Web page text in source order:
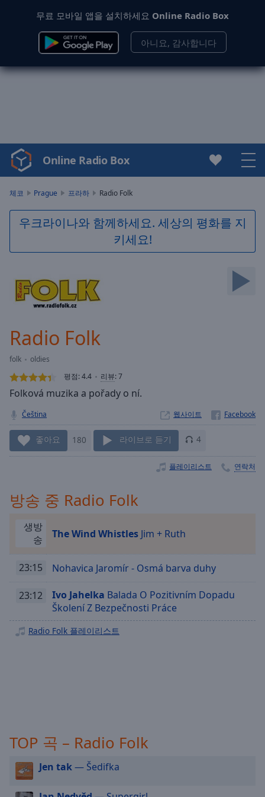
무료 모바일 앱을 설치하세요 Online Radio Box
아니요, 감사합니다
Video
Player
Play
Video
Skip
Forward
Mute
Current
Loaded:
0.00%
Stream
Seek to
live,
currently
behind
liveLIVE
Playback
Chapters
descriptions
subtitles
dialog
subtitles
Online Radio Box
체코 Prague 프라하 Radio Folk
우크라이나와 함께하세요. 세상의 평화를 지
키세요!
Radio Folk
folk
oldies
평점:4.4 리뷰:7
Folková muzika a pořady o ní.
Čeština 웹사이트
좋아요 180 라이브로 듣기 4
플레이리스트 연락처
방송 중 Radio Folk
생방
송
The Wind Whistles Jim + Ruth
23:15 Nohavica Jaromír - Osmá barva duhy
23:12 Ivo Jahelka Balada O Pozitivním Dopadu
Školení Z Bezpečnosti Práce
Radio Folk 플레이리스트
TOP 곡 – Radio Folk
Jen tak— Šedifka